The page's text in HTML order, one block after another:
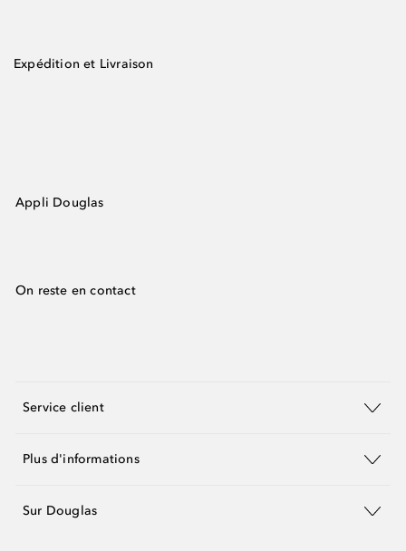
Expédition et Livraison
Appli Douglas
On reste en contact
Service client
Plus d'informations
Sur Douglas